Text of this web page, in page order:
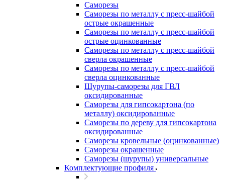
Саморезы
Саморезы по металлу с пресс-шайбой
острые окрашенные
Саморезы по металлу с пресс-шайбой
острые оцинкованные
Саморезы по металлу с пресс-шайбой
сверла окрашенные
Саморезы по металлу с пресс-шайбой
сверла оцинкованные
Шурупы-саморезы для ГВЛ
оксидированные
Саморезы для гипсокартона (по
металлу) оксидированные
Саморезы по дереву для гипсокартона
оксидированные
Саморезы кровельные (оцинкованные)
Саморезы окрашенные
Саморезы (шурупы) универсальные
Комплектующие профиля